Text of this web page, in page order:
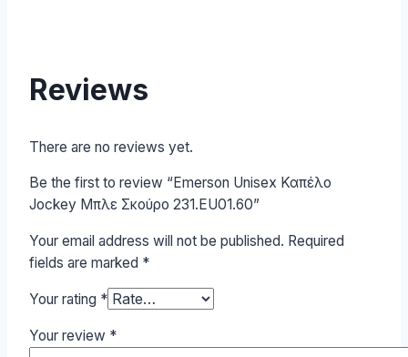
Reviews
There are no reviews yet.
Be the first to review “Emerson Unisex Καπέλο
Jockey Μπλε Σκούρο 231.EU01.60”
Your email address will not be published. Required
fields are marked *
Your rating *
Your review *